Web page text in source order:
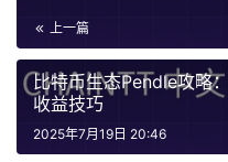
上一篇
比特币生态Pendle攻略
收益技巧
2025年7月19日 20:46